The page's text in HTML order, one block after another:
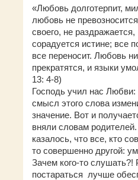
«Любовь долготерпит,
любовь не
своего, не
сорадуется истине; все
все переносит. Любовь
прекратятся, и языки
13: 4-8)
Господь учил нас
смысл этого слова
значение. Вот и
вняли словам
казалось, что все, кто
то совершенно другой:
Зачем кого-то слушать?!
постараться лучше